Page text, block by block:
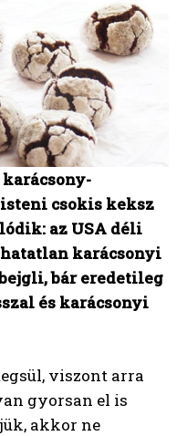
csokis keksz
az USA déli
karácsonyi
bár eredetileg
és karácsonyi
viszont arra
gyorsan el is
akkor ne